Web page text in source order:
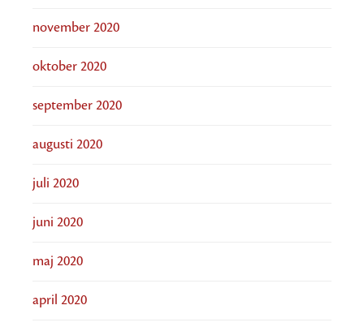
november 2020
oktober 2020
september 2020
augusti 2020
juli 2020
juni 2020
maj 2020
april 2020